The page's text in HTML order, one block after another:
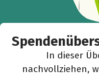
In dieser
nachvollziehen,